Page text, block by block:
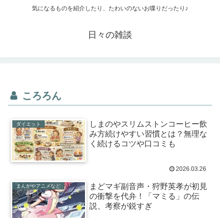
気になるものを紹介したり、たわいのないお喋りだったり♪
日々の雑談
ころろん
ダイエット
しまのやスリムストンコーヒー飲
み方続けやすい習慣とは？無理な
く続けるコツや口コミも
2026.03.26
まんがやアニメなど
まどマギ副音声・狩野英孝が初見
の衝撃を代弁！「マミる」の伝
説、考察が鋭すぎ